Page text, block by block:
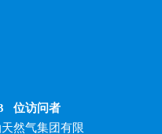
位访问者
然气集团有限